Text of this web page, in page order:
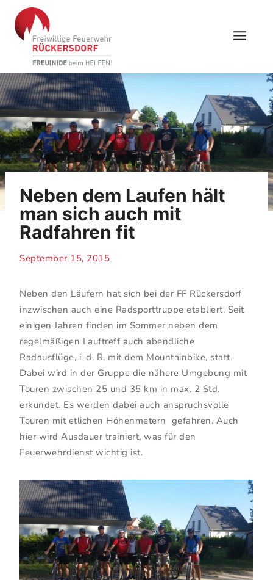
content
Neben dem Laufen hält
man sich auch mit
Radfahren fit
September 15, 2015
Neben den Läufern hat sich bei der FF Rückersdorf
inzwischen auch eine Radsporttruppe etabliert. Seit
einigen Jahren finden im Sommer neben dem
regelmäßigen Lauftreff auch abendliche
Radausflüge, i. d. R. mit dem Mountainbike, statt.
Dabei wird in der Gruppe die nähere Umgebung mit
Touren zwischen 25 und 35 km in max. 2 Std.
erkundet. Es werden dabei auch anspruchsvolle
Touren mit etlichen Höhenmetern gefahren. Auch
hier wird Ausdauer trainiert, was für den
Feuerwehrdienst wichtig ist.